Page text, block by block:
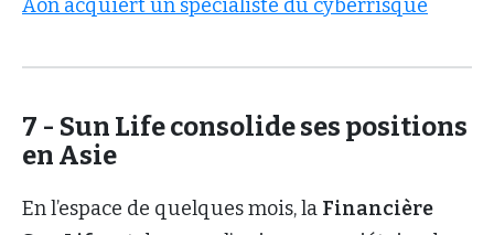
Aon acquiert un spécialiste du cyberrisque
7 - Sun Life consolide ses positions
en Asie
En l’espace de quelques mois, la Financière